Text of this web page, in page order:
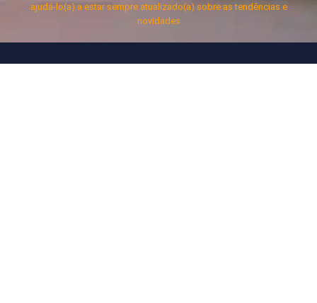
ajudá-lo(a) a estar sempre atualizado(a) sobre as tendências e
novidades